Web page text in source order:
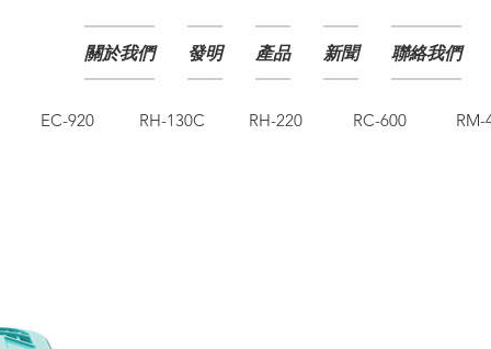
關於我們 發明 產品 新聞 聯絡我們
EC-920 RH-130C RH-220 RC-600 RM-